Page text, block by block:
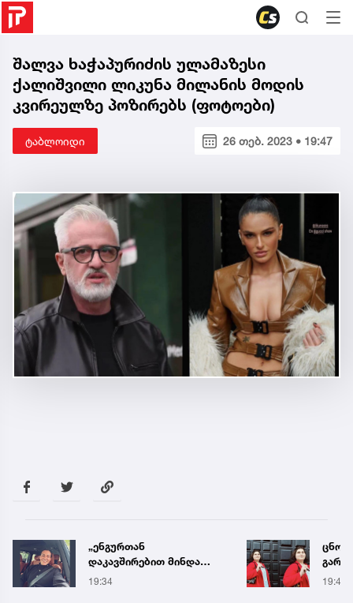
შალვა ხაჭაპურიძის ულამაზესი
ქალიშვილი ლიკუნა მილანის მოდის
კვირეულზე პოზირებს (ფოტოები)
ტაბლოიდი 26 თებ. 2023 • 19:47
„ენგურთან
დაკავშირებით მინდა
ვთქვა...“ - გოგა მანიას
19:34 19:42